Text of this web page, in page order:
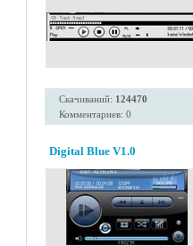
Скачиваний: 124470
Комментариев: 0
Digital Blue V1.0